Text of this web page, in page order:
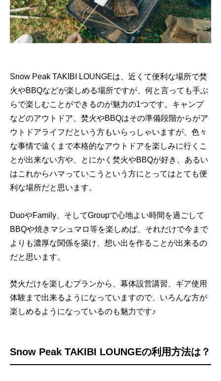
Snow Peak TAKIBI LOUNGEは、近くて便利な場所で焚
火やBBQなどが楽しめる場所ですが、何と言っても手ぶ
らで楽しむことができるのが魅力の1つです。キャンプ
などのアウトドア、焚火やBBQはその準備段階からがア
ウトドアライフだという方もいらっしゃいますが、色々
な事情で遠くまで本格的なアウトドアを楽しみに行くこ
とが出来ない方や、とにかく焚火やBBQが好き、あるい
はこれからハマっていこうという方にとってはとても便
利な場所だと思います。
DuoやFamily、そしてGroupで心地よい時間を過ごして
BBQや焼きマシュマロ等を楽しめば、それだけで今まで
よりも濃厚な関係を築け、想い出を作ることが出来るの
だと思います。
焚火だけを楽しむプランから、幕体設営講習、ギア使用
体験まで出来るようになっていますので、いろんな方が
楽しめるようになっているのも魅力です♪
Snow Peak TAKIBI LOUNGEの利用方法は？